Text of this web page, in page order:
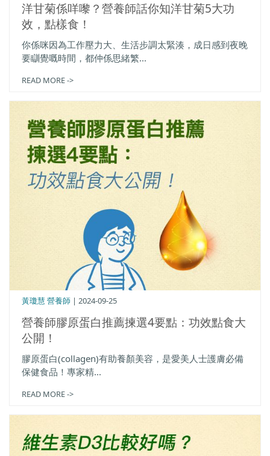
洋甘菊係咩嚟？營養師話你知洋甘菊5大功
效，點樣食！
你係咪因為工作壓力大、生活步調太緊湊，成日感到夜晚
要瞓覺嘅時間，都仲係思緒繁...
READ MORE ->
營養師膠原蛋白推薦揀選4要點：功效點食大
公開！
黃瓊慧 營養師 | 2024-09-25
膠原蛋白(collagen)有助養顏美容，是愛美人士護膚必備
保健食品！專家精...
READ MORE ->